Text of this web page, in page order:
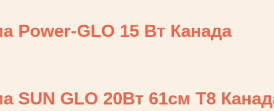
Power-GLO 15 Вт Канада
SUN GLO 20Bт 61см Т8